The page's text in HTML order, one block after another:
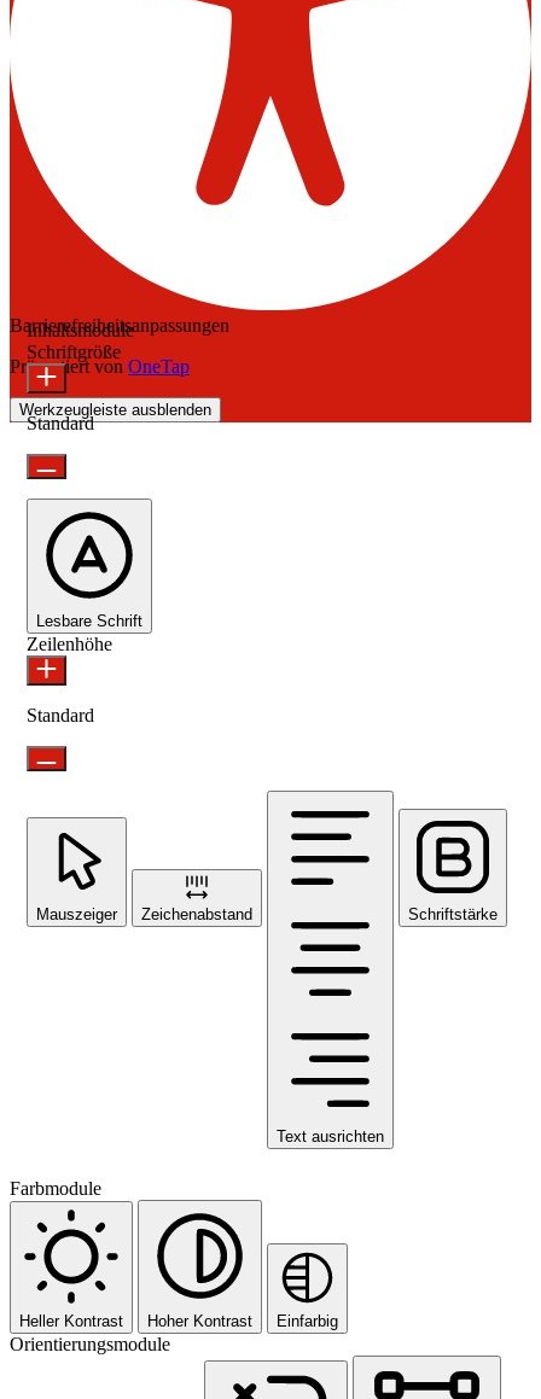
Barrierefreiheitsanpassungen
Präsentiert von OneTap
Werkzeugleiste ausblenden
Inhaltsmodule
Schriftgröße
Standard
Lesbare Schrift
Zeilenhöhe
Standard
Mauszeiger Zeichenabstand
Text ausrichten
Schriftstärke
Farbmodule
Heller Kontrast Hoher Kontrast Einfarbig
Orientierungsmodule